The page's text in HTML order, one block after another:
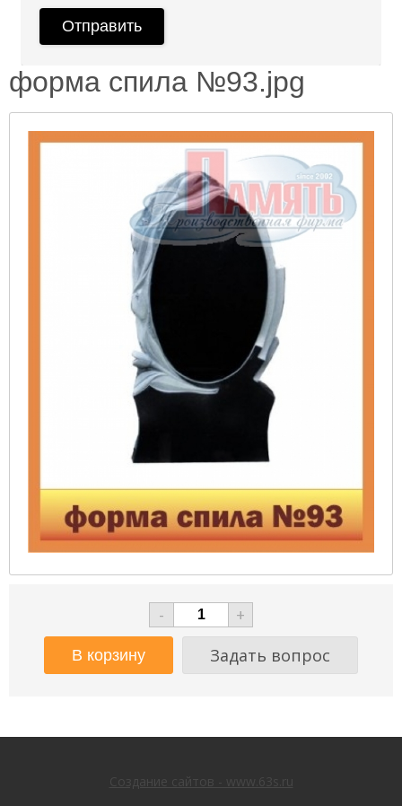
форма спила №93.jpg
-
+
Задать вопрос
Создание сайтов - www.63s.ru